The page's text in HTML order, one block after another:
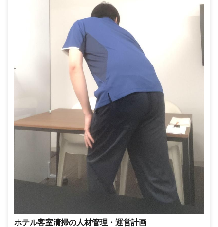
ホテル客室清掃の人材管理・運営計画